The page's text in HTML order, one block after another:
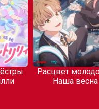
Расцвет
Наша весна